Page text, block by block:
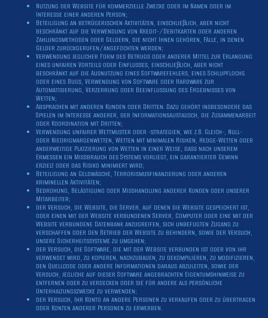
Nutzung der Website für kommerzielle Zwecke oder im Namen oder im
Interesse einer anderen Person;
Beteiligung an betrügerischen Aktivitäten, einschließlich, aber nicht
beschränkt auf die Verwendung von Kredit-/Debitkarten oder anderen
Zahlungsmethoden oder Geldern, die nicht Ihnen gehören, Fälle, in denen
Gelder zurückgerufen/angefochten werden;
Verwendung jeglicher Form des Betrugs oder anderer Mittel zur Erlangung
eines unfairen Vorteils oder Einflusses, einschließlich, aber nicht
beschränkt auf die Ausnutzung eines Softwarefehlers, eines Schlupflochs
oder eines Bugs, Verwendung von Software oder Hardware zur
Automatisierung, Verzerrung oder Beeinflussung des Ergebnisses von
Wetten;
Absprachen mit anderen Kunden oder Dritten. Dazu gehört insbesondere das
Spielen im Interesse anderer, der Informationsaustausch, die Zusammenarbeit
oder Koordination mit Dritten;
Verwendung unfairer Wettmuster oder -strategien, wie z.B. Gleich-, Null-
oder Niedrigmargenwetten, Wetten mit minimalen Risiken, Hedge-Wetten oder
anderweitige Platzierung von Wetten in einer Weise, dass nach unserem
Ermessen ein Missbrauch des Systems vorliegt, ein garantierter Gewinn
erzielt oder das Risiko minimiert wird;
Beteiligung an Geldwäsche, Terrorismusfinanzierung oder anderen
kriminellen Aktivitäten;
Bedrohung, Belästigung oder Misshandlung anderer Kunden oder unserer
Mitarbeiter;
der Versuch, die Website, die Server, auf denen die Website gespeichert ist,
oder einen mit der Website verbundenen Server, Computer oder eine mit der
Website verbundene Datenbank anzugreifen, sich unbefugten Zugang zu
verschaffen oder den Betrieb der Website zu behindern, sowie der Versuch,
unsere Sicherheitssysteme zu umgehen;
der Versuch, die Software, die mit der Website verbunden ist oder von ihr
verwendet wird, zu kopieren, nachzubauen, zu dekompilieren, zu modifizieren,
den Quellcode oder andere Informationen daraus abzuleiten, sowie der
Versuch, jegliche auf dieser Software angebrachten Eigentumshinweise zu
entfernen oder zu verdecken oder sie für andere als persönliche
Unterhaltungszwecke zu verwenden;
der Versuch, Ihr Konto an andere Personen zu verkaufen oder zu übertragen
oder Konten anderer Personen zu erwerben.